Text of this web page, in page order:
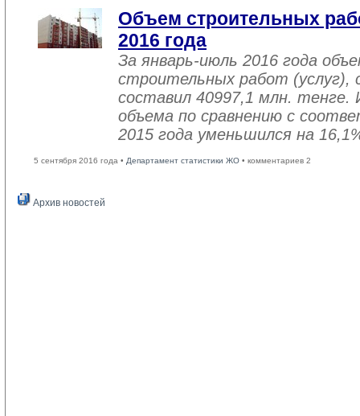
Объем строительных
2016 года
За январь-июль 2016 года
строительных работ (услуг),
составил 40997,1 млн. тенге.
объема по сравнению с
2015 года уменьшился на
5 сентября 2016 года • Департамент статистики ЖО • комментариев 2
Архив новостей